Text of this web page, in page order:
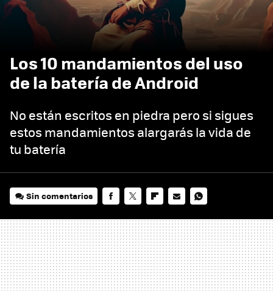
Los 10 mandamientos del uso
de la batería de Android
No están escritos en piedra pero si sigues
estos mandamientos alargarás la vida de
tu batería
Sin comentarios
MAIL